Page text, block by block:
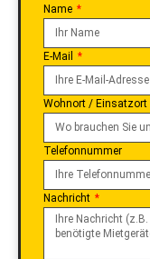
Name
E-Mail
Wohnort / Einsatzort
Telefonnummer
Nachricht